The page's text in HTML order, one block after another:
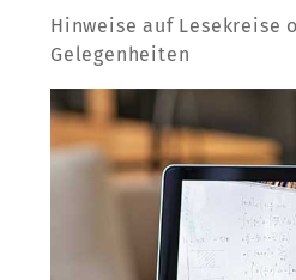
Hinweise auf Lesekreise
Gelegenheiten